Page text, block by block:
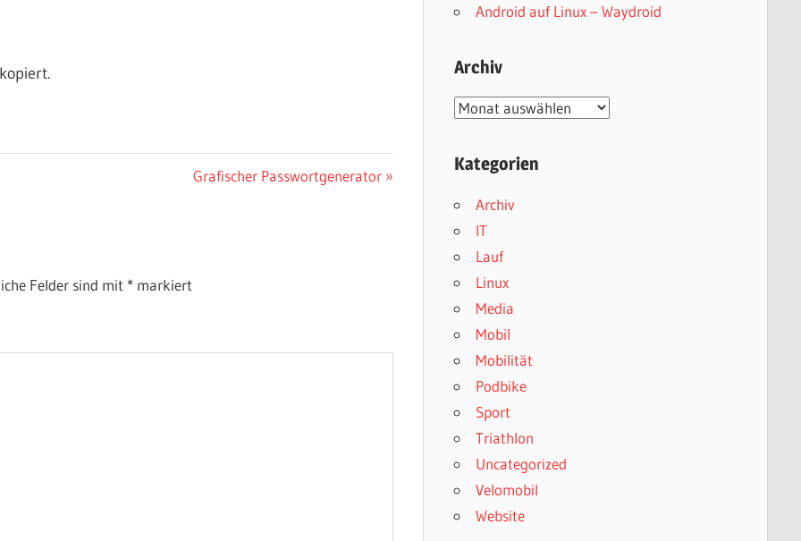
Nächster
Grafischer Passwortgenerator
Felder sind mit *markiert
Android auf Linux – Waydroid
Archiv
Archiv
Kategorien
Archiv
IT
Lauf
Linux
Media
Mobil
Mobilität
Podbike
Sport
Triathlon
Uncategorized
Velomobil
Website